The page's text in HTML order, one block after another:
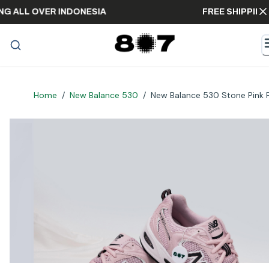
ALL OVER INDONESIA FREE
Home / New Balance 530 / New Balance 530 Stone Pink